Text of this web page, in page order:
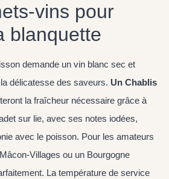
vins pour
blanquette
demande un vin blanc sec et
délicatesse des saveurs. Un Chablis
la fraîcheur nécessaire grâce à
sur lie, avec ses notes iodées,
avec le poisson. Pour les amateurs
Villages ou un Bourgogne
La température de service